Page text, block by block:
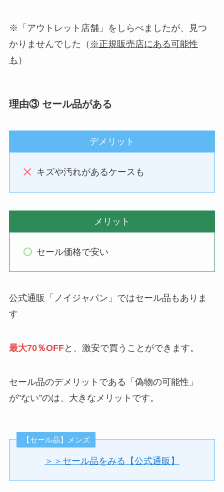
※「アウトレット店舗」をしらべましたが、見つ
かりませんでした（ ※正規販売店にある可能性
も ）
理由③ セール品がある
デメリット
キズや汚れがあるケースも
メリット
セール価格で安い
公式通販「ノイジャパン」ではセール品もありま
す
最大70％OFFと、激安で買うことができます。
セール品のデメリットである「偽物の可能性」
が”ない”のは、大きなメリットです。
【セール品】メンズ
＞＞セール品をみる【公式通販】